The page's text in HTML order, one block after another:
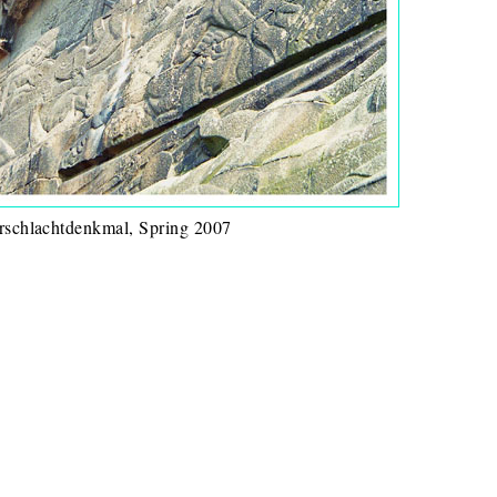
Spring 2007